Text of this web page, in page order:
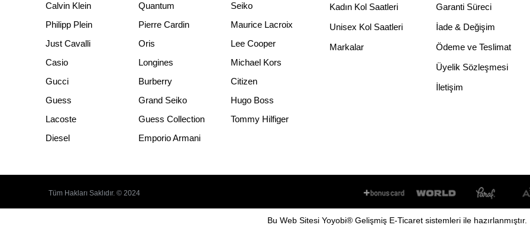
Calvin Klein
Quantum
Seiko
Philipp Plein
Pierre Cardin
Maurice Lacroix
Just Cavalli
Oris
Lee Cooper
Casio
Longines
Michael Kors
Gucci
Burberry
Citizen
Guess
Grand Seiko
Hugo Boss
Lacoste
Guess Collection
Tommy Hilfiger
Diesel
Emporio Armani
Kadın Kol Saatleri
Unisex Kol Saatleri
Markalar
Garanti Süreci
İade & Değişim
Ödeme ve Teslimat
Üyelik Sözleşmesi
İletişim
Tüm Hakları Saklıdır. © 2024
BuWeb Sitesi Yoyobi® Gelişmiş E-Ticaret sistemleri ile hazırlanmıştır.